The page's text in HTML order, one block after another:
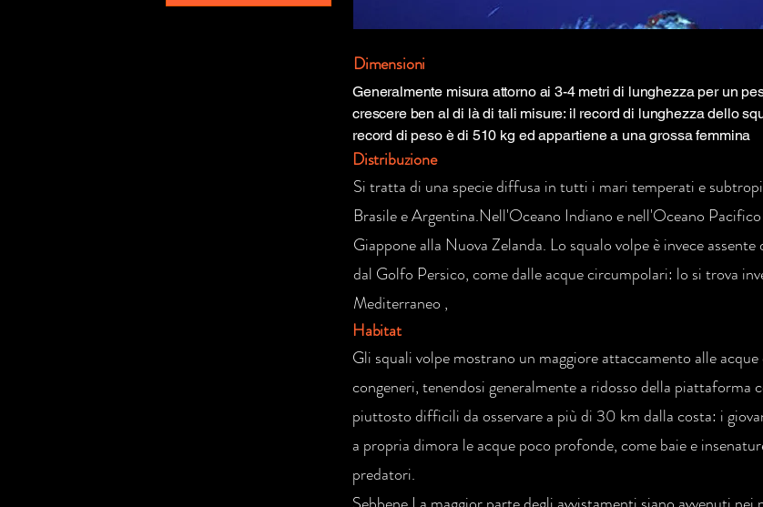
Dimensioni
Generalmente misura attorno ai 3-4 metri di lunghezza per un
crescere ben al di là di tali misure: il record di lunghezza dello
record di peso è di 510 kg ed appartiene a una grossa femmina
Distribuzione
Si tratta di una specie diffusa in tutti i mari temperati e
Brasile e Argentina.Nell'Oceano Indiano e nell'Oceano
Giappone alla Nuova Zelanda. Lo squalo volpe è invece
dal Golfo Persico, come dalle acque circumpolari: lo si trova
Mediterraneo ,
Habitat
Gli squali volpe mostrano un maggiore attaccamento alle
congeneri, tenendosi generalmente a ridosso della piattaforma
piuttosto difficili da osservare a più di 30 km dalla costa: i
a propria dimora le acque poco profonde, come baie e
predatori.